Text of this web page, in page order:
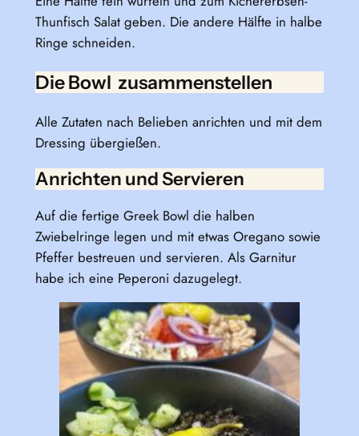
Thunfisch Salat geben. Die andere Hälfte in halbe
Ringe schneiden.
Die Bowl zusammenstellen
Alle Zutaten nach Belieben anrichten und mit dem
Dressing übergießen.
Anrichten und Servieren
Auf die fertige Greek Bowl die halben
Zwiebelringe legen und mit etwas Oregano sowie
Pfeffer bestreuen und servieren. Als Garnitur
habe ich eine Peperoni dazugelegt.